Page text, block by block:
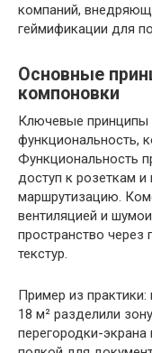
компаний,
геймификации для
Основные
компоновки
Ключевые принципы
функциональность,
Функциональность
доступ к розеткам
маршрутизацию.
вентиляцией и
пространство через
текстур.
Пример из
18 м² разделили
перегородки-